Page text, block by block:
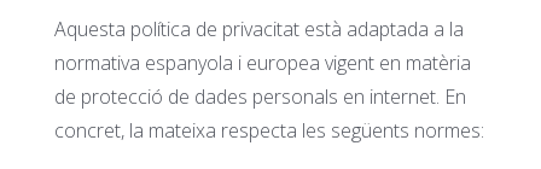
Aquesta política de privacitat està adaptada a la
normativa espanyola i europea vigent en matèria
de protecció de dades personals en internet. En
concret, la mateixa respecta les següents normes: